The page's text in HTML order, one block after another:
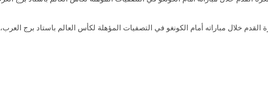
خلال مباراته أمام الكونغو في التصفيات المؤهلة لكأس العالم باستاد برج العرب، 8 أغسطس 2017.